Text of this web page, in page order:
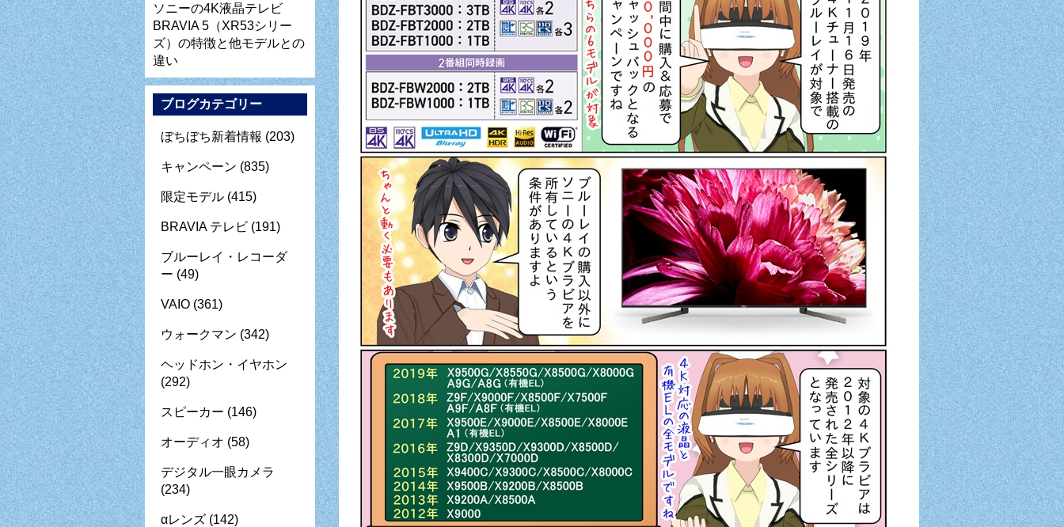
ソニーの4K液晶テレビ
BRAVIA 5（XR53シリー
ズ）の特徴と他モデルとの
違い
ブログカテゴリー
ぼちぼち新着情報 (203)
キャンペーン (835)
限定モデル (415)
BRAVIA テレビ (191)
ブルーレイ・レコーダ
ー (49)
VAIO (361)
ウォークマン (342)
ヘッドホン・イヤホン
(292)
スピーカー (146)
オーディオ (58)
デジタル一眼カメラ
(234)
αレンズ (142)